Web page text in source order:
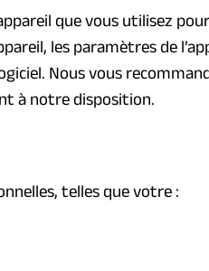
que vous utilisez
les paramètres de
Nous vous
à notre disposition.
telles que votre :